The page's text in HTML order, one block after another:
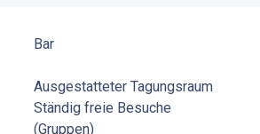
Bar
Ausgestatteter Tagungsraum
Ständig freie Besuche
(Gruppen)